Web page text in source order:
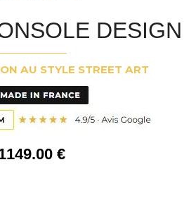
DESIGN
AU STYLE STREET ART
.00 €